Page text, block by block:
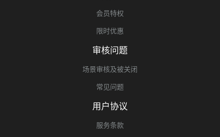
会员特权
限时优惠
审核问题
场景审核及被关闭
常见问题
用户协议
服务条款